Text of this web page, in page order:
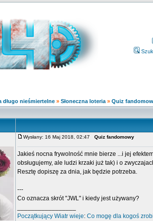
długo nieśmiertelne » Słoneczna loteria » Quiz
Wysłany: 16 Maj 2018, 02:47 Quiz fandomowy
Jakieś nocna frywolność mnie bierze ...i jej
obsługujemy, ale ludzi krzaki już tak) i o
Resztę dopiszę za dnia, jak będzie potrzeba.
---
Co oznacza skrót "JWL" i kiedy jest używany?
Początkujący Wiatr wieje: Co mogę dla kogoś